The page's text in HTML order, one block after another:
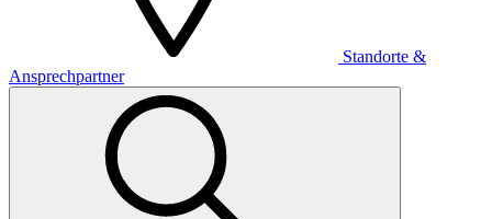
Standorte &
Ansprechpartner